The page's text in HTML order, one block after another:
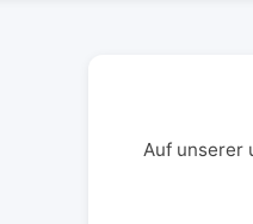
Auf unserer